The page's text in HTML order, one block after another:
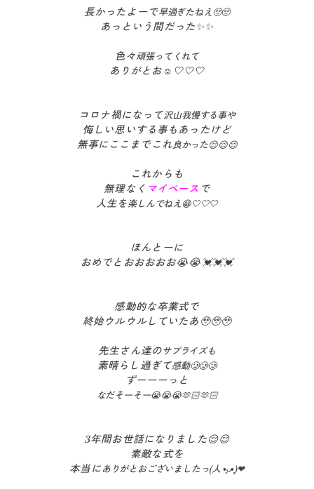
長かったよーで早過ぎたねえ🥺🥺
あっという間だった✨✨
色々頑張ってくれて
ありがとお☺️🤍🤍🤍
コロナ禍になって沢山我慢する事や
悔しい思いする事もあったけど
無事にここまでこれ良かった😌😌😌
これからも
無理なく マイペース で
人生を楽しんでねえ😁🤍🤍🤍
ほんとーに
おめでとおおおおお😭😭💓💓💓
感動的な卒業式で
終始ウルウルしていたあ🥹🥹🥹
先生さん達のサプライズも
素晴らし過ぎて感動🥲🥲🥲
ずーーーっと
なだそーそー😭😭😭🫶🏻🫶🏻
3年間お世話になりました😌😌
素敵な式を
本当にありがとおございましたっ(人 •͈ᴗ•͈)❤